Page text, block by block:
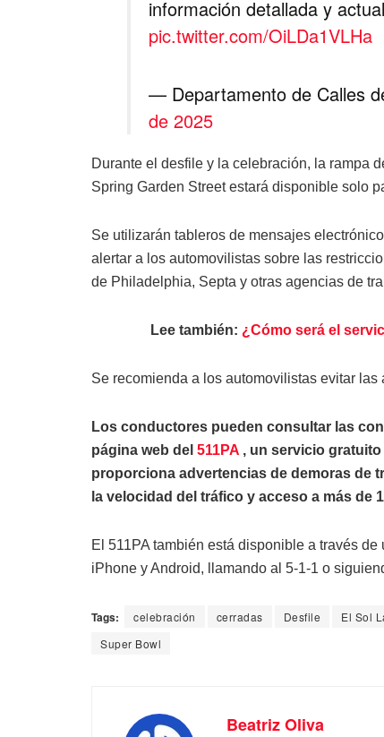
información detallada y
pic.twitter.com/OiLDa1VLHa
— Departamento de Calles
de 2025
Durante el desfile y la celebración, la rampa
Spring Garden Street estará disponible solo
Se utilizarán tableros de mensajes
alertar a los automovilistas sobre las
de Philadelphia, Septa y otras agencias de
Lee también: ¿Cómo será el
Se recomienda a los automovilistas evitar
Los conductores pueden consultar las
página web del 511PA , un servicio
proporciona advertencias de demoras de
la velocidad del tráfico y acceso a más de
El 511PA también está disponible a través
iPhone y Android, llamando al 5-1-1 o
Tags: celebración cerradas Desfile El Sol
Super Bowl
Beatriz Oliva